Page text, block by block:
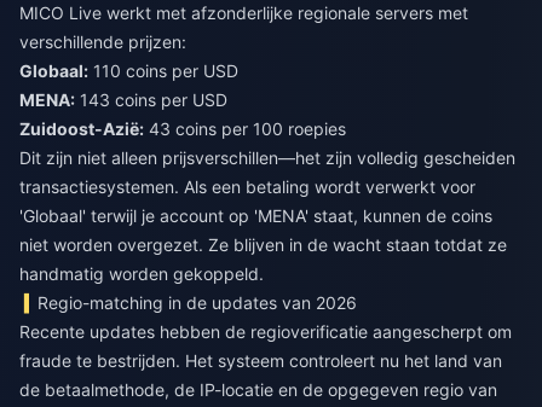
MICO Live werkt met afzonderlijke regionale servers met
verschillende prijzen:
Globaal: 110 coins per USD
MENA: 143 coins per USD
Zuidoost-Azië: 43 coins per 100 roepies
Dit zijn niet alleen prijsverschillen—het zijn volledig gescheiden
transactiesystemen. Als een betaling wordt verwerkt voor
'Globaal' terwijl je account op 'MENA' staat, kunnen de coins
niet worden overgezet. Ze blijven in de wacht staan totdat ze
handmatig worden gekoppeld.
Regio-matching in de updates van 2026
Recente updates hebben de regioverificatie aangescherpt om
fraude te bestrijden. Het systeem controleert nu het land van
de betaalmethode, de IP-locatie en de opgegeven regio van